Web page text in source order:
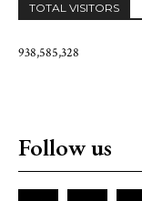
TOTAL VISITORS
938,585,328
Follow us